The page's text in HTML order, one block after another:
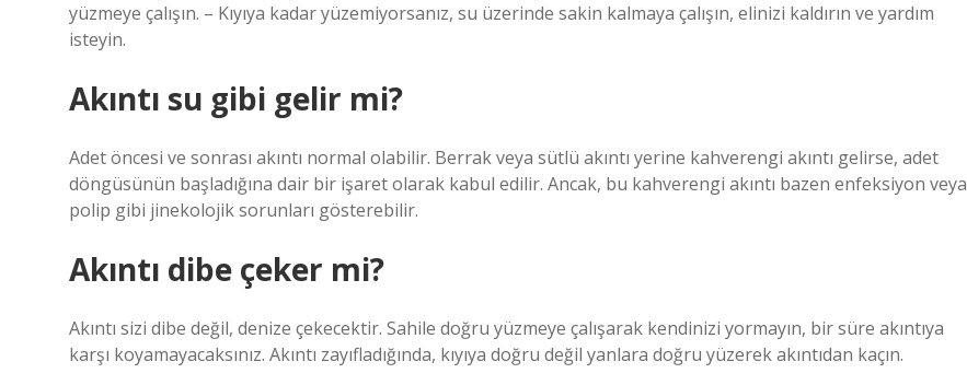
yüzmeye çalışın. – Kıyıya kadar yüzemiyorsanız, su üzerinde sakin kalmaya çalışın, elinizi kaldırın ve yardım
isteyin.
Akıntı su gibi gelir mi?
Adet öncesi ve sonrası akıntı normal olabilir. Berrak veya sütlü akıntı yerine kahverengi akıntı gelirse, adet
döngüsünün başladığına dair bir işaret olarak kabul edilir. Ancak, bu kahverengi akıntı bazen enfeksiyon veya
polip gibi jinekolojik sorunları gösterebilir.
Akıntı dibe çeker mi?
Akıntı sizi dibe değil, denize çekecektir. Sahile doğru yüzmeye çalışarak kendinizi yormayın, bir süre akıntıya
karşı koyamayacaksınız. Akıntı zayıfladığında, kıyıya doğru değil yanlara doğru yüzerek akıntıdan kaçın.